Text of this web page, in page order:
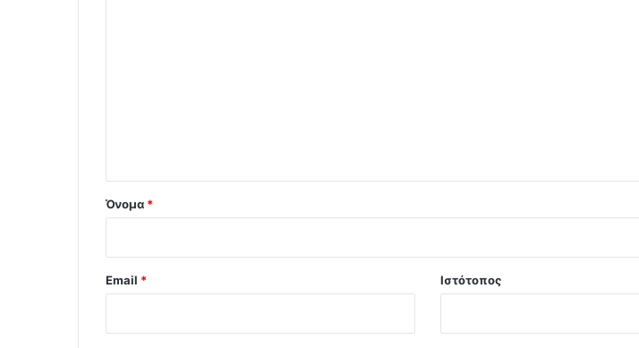
Όνομα *
Email * Ιστότοπος